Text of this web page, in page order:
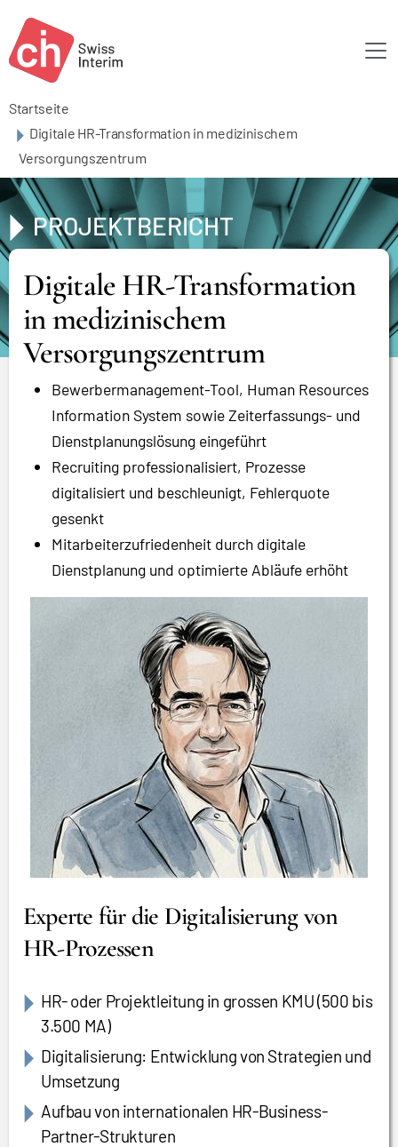
Startseite
Digitale HR-Transformation in medizinischem
Versorgungszentrum
PROJEKTBERICHT
Digitale HR-Transformation
in medizinischem
Versorgungszentrum
Bewerbermanagement-Tool, Human Resources
Information System sowie Zeiterfassungs- und
Dienstplanungslösung eingeführt
Recruiting professionalisiert, Prozesse
digitalisiert und beschleunigt, Fehlerquote
gesenkt
Mitarbeiterzufriedenheit durch digitale
Dienstplanung und optimierte Abläufe erhöht
Experte für die Digitalisierung von
HR-Prozessen
HR- oder Projektleitung in grossen KMU (500 bis
3.500 MA)
Digitalisierung: Entwicklung von Strategien und
Umsetzung
Aufbau von internationalen HR-Business-
Partner-Strukturen